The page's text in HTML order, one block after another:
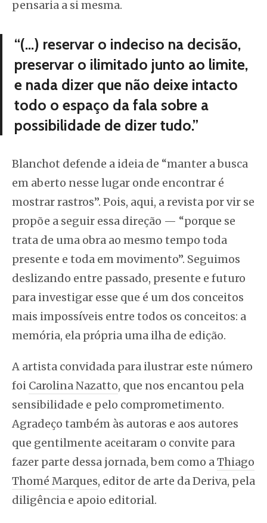
pensaria a si mesma.
“(…) reservar o indeciso na decisão,
preservar o ilimitado junto ao limite,
e nada dizer que não deixe intacto
todo o espaço da fala sobre a
possibilidade de dizer tudo.”
Blanchot defende a ideia de “manter a busca
em aberto nesse lugar onde encontrar é
mostrar rastros”. Pois, aqui, arevista por vir se
propõe a seguir essa direção — “porque se
trata de uma obra ao mesmo tempo toda
presente e toda em movimento”. Seguimos
deslizando entre passado, presente e futuro
para investigar esse que é um dos conceitos
mais impossíveis entre todos os conceitos: a
memória, ela própria uma ilha de edição.
A artista convidada para ilustrar este número
foi Carolina Nazatto, que nos encantou pela
sensibilidade e pelo comprometimento.
Agradeço também às autoras e aos autores
que gentilmente aceitaram o convite para
fazer parte dessa jornada, bem como aThiago
Thomé Marques, editor de arte da Deriva, pela
diligência e apoio editorial.